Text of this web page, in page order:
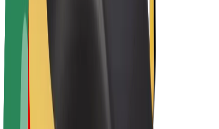
Apie mus
Karjera
Apie „Bolt“
„Bolt“ tvarumo politika
Projektas „Zero“
Tinklaraštis
Naujienų centras